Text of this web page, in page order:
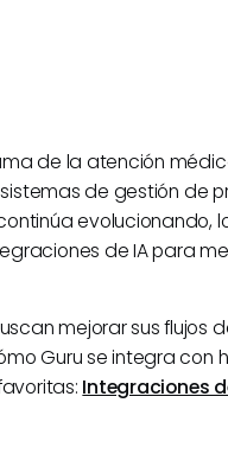
de la atención
de gestión de
evolucionando,
de IA para
mejorar sus flujos
Guru se integra con
Integraciones